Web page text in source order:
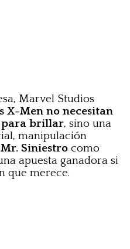
Marvel Studios
X-Men no necesitan
para brillar, sino una
manipulación
Mr. Siniestro como
apuesta ganadora si
que merece.